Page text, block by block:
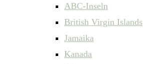
ABC-Inseln
British Virgin Islands
Jamaika
Kanada